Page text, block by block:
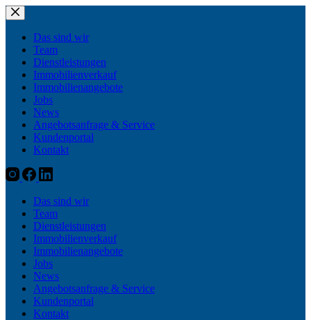
Zum
Inhalt
springenDas sind wir
Team
Dienstleistungen
Immobilienverkauf
Immobilienangebote
Jobs
News
Angebotsanfrage & Service
Kundenportal
Kontakt
Das sind wir
Team
Dienstleistungen
Immobilienverkauf
Immobilienangebote
Jobs
News
Angebotsanfrage & Service
Kundenportal
Kontakt